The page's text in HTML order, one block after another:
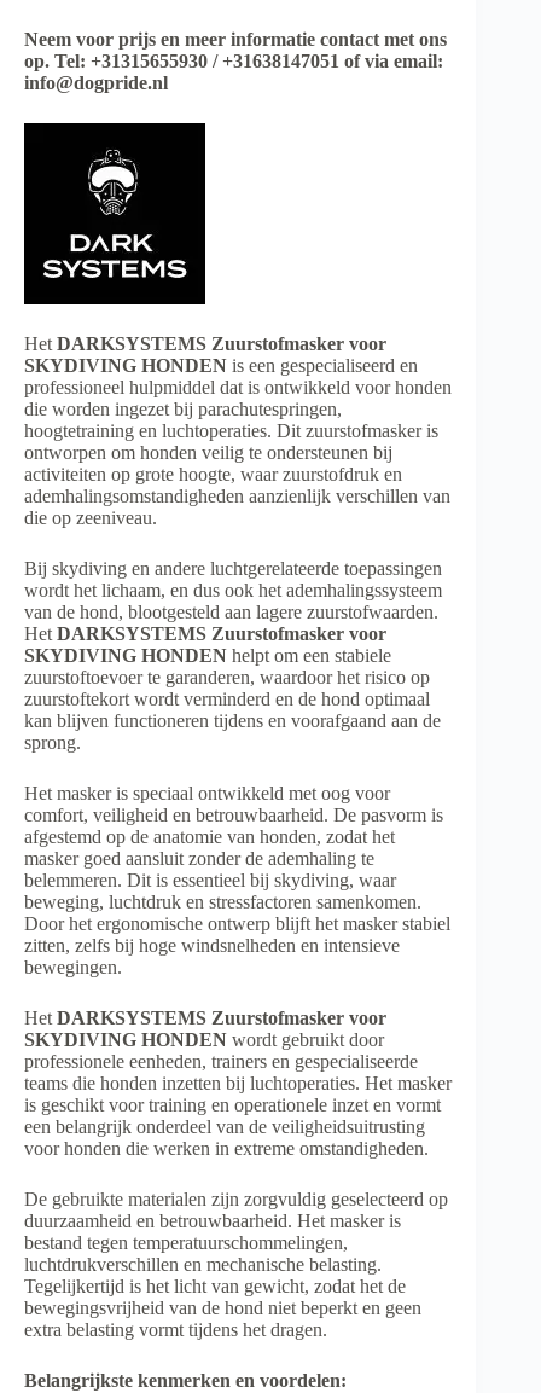
Neem voor prijs en meer informatie contact met ons
op. Tel: +31315655930 / +31638147051 of via email:
info@dogpride.nl
Het DARKSYSTEMS Zuurstofmasker voor
SKYDIVING HONDEN is een gespecialiseerd en
professioneel hulpmiddel dat is ontwikkeld voor honden
die worden ingezet bij parachutespringen,
hoogtetraining en luchtoperaties. Dit zuurstofmasker is
ontworpen om honden veilig te ondersteunen bij
activiteiten op grote hoogte, waar zuurstofdruk en
ademhalingsomstandigheden aanzienlijk verschillen van
die op zeeniveau.
Bij skydiving en andere luchtgerelateerde toepassingen
wordt het lichaam, en dus ook het ademhalingssysteem
van de hond, blootgesteld aan lagere zuurstofwaarden.
Het DARKSYSTEMS Zuurstofmasker voor
SKYDIVING HONDEN helpt om een stabiele
zuurstoftoevoer te garanderen, waardoor het risico op
zuurstoftekort wordt verminderd en de hond optimaal
kan blijven functioneren tijdens en voorafgaand aan de
sprong.
Het masker is speciaal ontwikkeld met oog voor
comfort, veiligheid en betrouwbaarheid. De pasvorm is
afgestemd op de anatomie van honden, zodat het
masker goed aansluit zonder de ademhaling te
belemmeren. Dit is essentieel bij skydiving, waar
beweging, luchtdruk en stressfactoren samenkomen.
Door het ergonomische ontwerp blijft het masker stabiel
zitten, zelfs bij hoge windsnelheden en intensieve
bewegingen.
Het DARKSYSTEMS Zuurstofmasker voor
SKYDIVING HONDEN wordt gebruikt door
professionele eenheden, trainers en gespecialiseerde
teams die honden inzetten bij luchtoperaties. Het masker
is geschikt voor training en operationele inzet en vormt
een belangrijk onderdeel van de veiligheidsuitrusting
voor honden die werken in extreme omstandigheden.
De gebruikte materialen zijn zorgvuldig geselecteerd op
duurzaamheid en betrouwbaarheid. Het masker is
bestand tegen temperatuurschommelingen,
luchtdrukverschillen en mechanische belasting.
Tegelijkertijd is het licht van gewicht, zodat het de
bewegingsvrijheid van de hond niet beperkt en geen
extra belasting vormt tijdens het dragen.
Belangrijkste kenmerken en voordelen: